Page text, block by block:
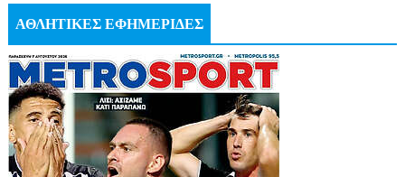
ΑΘΛΗΤΙΚΕΣ ΕΦΗΜΕΡΙΔΕΣ